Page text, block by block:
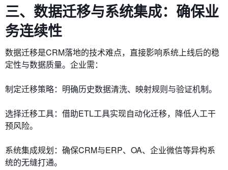
三、数据迁移与系统集成：确保业
务连续性
数据迁移是CRM落地的技术难点，直接影响系统上线后的稳
定性与数据质量。企业需：
制定迁移策略：明确历史数据清洗、映射规则与验证机制。
选择迁移工具：借助ETL工具实现自动化迁移，降低人工干
预风险。
系统集成规划：确保CRM与ERP、OA、企业微信等异构系
统的无缝打通。